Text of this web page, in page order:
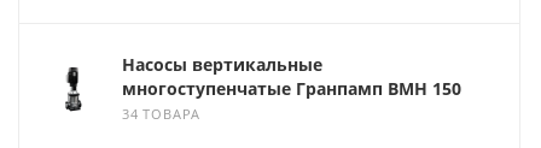
Насосы вертикальные
многоступенчатые Гранпамп ВМН 150
34 ТОВАРА